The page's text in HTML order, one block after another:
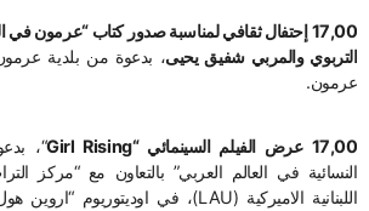
17,00 إحتفال ثقافي لمناسبة صدور كتاب “عرمون
التربوي والمربي شفيق يحيى، بدعوة من بلدية
عرمون.
17,00 عرض الفيلم السينمائي “Girl Rising
“،
النسائية في العالم العربي” بالتعاون مع “مركز
اللبنانية الاميركية (LAU)، في اوديتوريوم “اروين هول” في حرم بيروت.